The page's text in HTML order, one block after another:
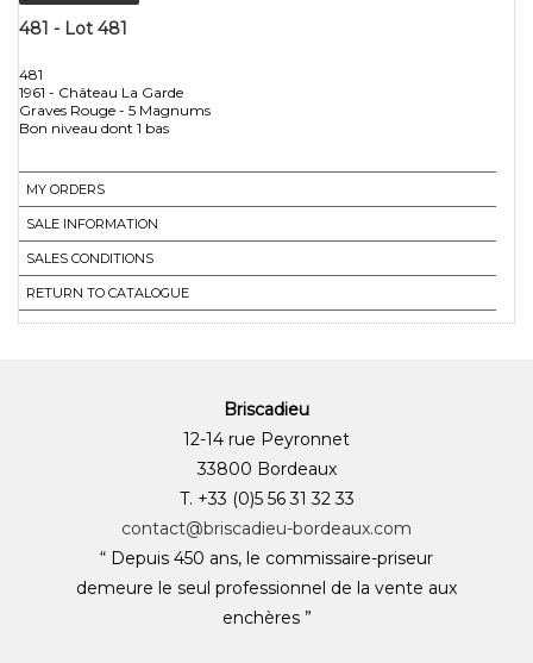
481 - Lot 481
481
1961 - Château La Garde
Graves Rouge - 5 Magnums
Bon niveau dont 1 bas
MY ORDERS
SALE INFORMATION
SALES CONDITIONS
RETURN TO CATALOGUE
Briscadieu
12-14 rue Peyronnet
33800 Bordeaux
T. +33 (0)5 56 31 32 33
contact@briscadieu-bordeaux.com
“ Depuis 450 ans, le commissaire-priseur
demeure le seul professionnel de la vente aux
enchères ”